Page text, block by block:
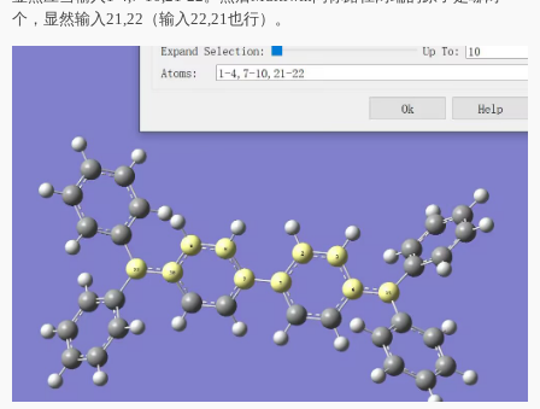
个，显然输入21,22（输入22,21也行）。